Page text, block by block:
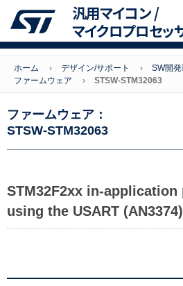
汎用マイコン /
マイクロプロセッ
ホーム デザイン/サポート
SW開
ファームウェア
STSW-STM32063
ファームウェア：
STSW-STM32063
STM32F2xx in-
using the USART (AN3374)